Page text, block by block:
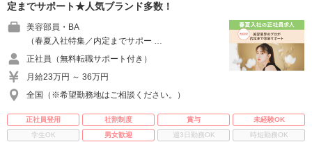
定までサポート★人気ブランド多数！
美容部員・BA
（春夏入社特集／内定までサポー …
正社員（無料転職サポート付き）
月給23万円 ～ 36万円
全国（※希望勤務地はご相談ください。）
正社員登用 社割制度 賞与
未経験OK
学生OK
男女歓迎 週3日勤務OK
時短勤務OK